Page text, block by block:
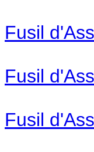
Fusil
Fusil
Fusil